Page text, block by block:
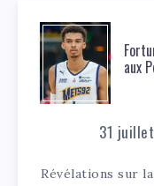
aux
31
Révélations sur